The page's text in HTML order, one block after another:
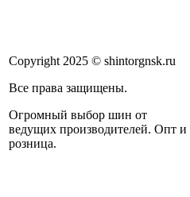
Copyright 2025 © shintorgnsk.ru
Все права защищены.
Огромный выбор шин от
ведущих производителей. Опт и
розница.